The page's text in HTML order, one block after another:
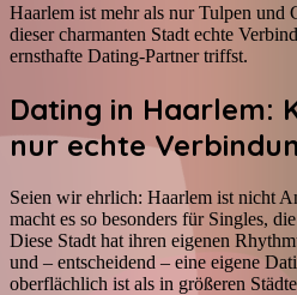
Haarlem ist mehr als nur Tulpen und
dieser charmanten Stadt echte
ernsthafte Dating-Partner triffst.
Dating in Haarlem:
nur echte
Seien wir ehrlich: Haarlem ist nicht
macht es so besonders für Singles,
Diese Stadt hat ihren eigenen
und – entscheidend – eine eigene
oberflächlich ist als in größeren